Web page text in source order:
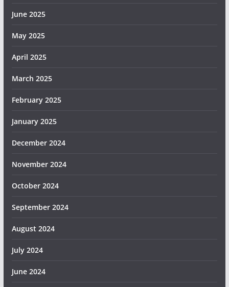
June 2025
May 2025
April 2025
March 2025
February 2025
January 2025
December 2024
November 2024
October 2024
September 2024
August 2024
July 2024
June 2024